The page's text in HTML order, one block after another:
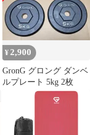
¥ 2,900
GronG グロング ダンベ
ルプレート 5kg 2枚